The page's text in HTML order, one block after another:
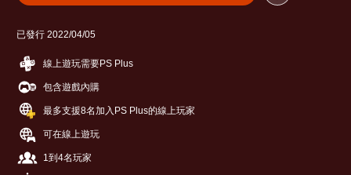
已發行 2022/04/05
線上遊玩需要PS Plus
包含遊戲內購
最多支援8名加入PS Plus的線上玩家
可在線上遊玩
1到4名玩家